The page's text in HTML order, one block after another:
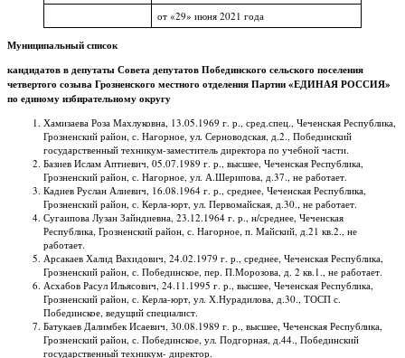
от «29» июня 2021 года
Муниципальный список
кандидатов в депутатыСовета депутатов Побединского сельского поселения
четвертого созываГрозненского местного отделения Партии «ЕДИНАЯ РОССИЯ»
по единому избирательному округу
Хамизаева Роза Махлуковна, 13.05.1969 г. р., сред.спец., Чеченская Республика,
Грозненский район, с. Нагорное, ул. Серноводская, д.2., Побединский
государственный техникум-заместитель директора по учебной части.
Базиев Ислам Аптиевич, 05.07.1989 г. р., высшее, Чеченская Республика,
Грозненский район, с. Нагорное, ул. А.Шерипова, д.37., не работает.
Кадиев Руслан Алиевич, 16.08.1964 г. р., среднее, Чеченская Республика,
Грозненский район, с. Керла-юрт, ул. Первомайская, д.30., не работает.
Сугаипова Лузан Зайндиевна, 23.12.1964 г. р., н/среднее, Чеченская
Республика, Грозненский район, с. Нагорное, п. Майский, д.21 кв.2., не
работает.
Арсакаев Халид Вахидович, 24.02.1979 г. р., среднее, Чеченская Республика,
Грозненский район, с. Побединское, пер. П.Морозова, д. 2 кв.1., не работает.
Асхабов Расул Ильясович, 24.11.1995 г. р., высшее, Чеченская Республика,
Грозненский район, с. Керла-юрт, ул. Х.Нурадилова, д.30., ТОСП с.
Побединское, ведущий специалист.
Батукаев Далимбек Исаевич, 30.08.1989 г. р., высшее, Чеченская Республика,
Грозненский район, с. Побединское, ул. Подгорная, д.44., Побединский
государственный техникум- директор.